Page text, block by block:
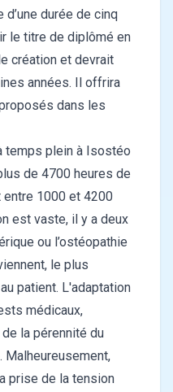
durée de cinq
le titre de diplômé en
création et devrait
années. Il offrira
dans les
temps plein à Isostéo
de 4700 heures de
entre 1000 et 4200
est vaste, il y a deux
ou l’ostéopathie
le plus
patient. L'adaptation
médicaux,
la pérennité du
prise de la tension